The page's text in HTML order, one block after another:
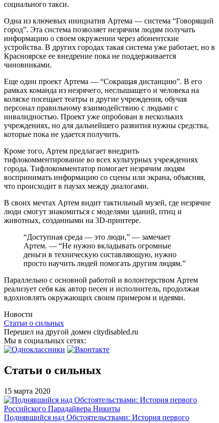
социального такси.
Одна из ключевых инициатив Артема — система “Говорящий
город”. Эта система позволяет незрячим людям получать
информацию о своем окружении через абонентские
устройства. В других городах такая система уже работает, но в
Красноярске ее внедрение пока не поддерживается
чиновниками.
Еще один проект Артема — “Сокращая дистанцию”. В его
рамках команда из незрячего, неслышащего и человека на
коляске посещает театры и другие учреждения, обучая
персонал правильному взаимодействию с людьми с
инвалидностью. Проект уже опробован в нескольких
учреждениях, но для дальнейшего развития нужны средства,
которые пока не удается получить.
Кроме того, Артем предлагает внедрить
тифлокомментирование во всех культурных учреждениях
города. Тифлокомментатор помогает незрячим людям
воспринимать информацию со сцены или экрана, объясняя,
что происходит в паузах между диалогами.
В своих мечтах Артем видит тактильный музей, где незрячие
люди смогут знакомиться с моделями зданий, птиц и
животных, созданными на 3D-принтере.
“Доступная среда — это люди,” — замечает
Артем. — “Не нужно вкладывать огромные
деньги в техническую составляющую, нужно
просто научить людей помогать другим людям.”
Параллельно с основной работой и волонтерством Артем
реализует себя как автор песен и исполнитель, продолжая
вдохновлять окружающих своим примером и идеями.
Новости
Статьи о сильных
Перешел на другой домен citydisabled.ru
Мы в социальных сетях:
Статьи о сильных
15 марта 2020
Поднявшийся над Обстоятельствами: История первого